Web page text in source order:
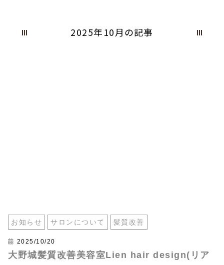
2025年10月の記事
お知らせ サロンについて 髪質改善
2025/10/20
大野城髪質改善美容室Lien hair design(リア